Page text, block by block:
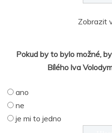
Zobrazit
Pokud by to bylo možné,
Bílého lva
ano
ne
je mi to jedno